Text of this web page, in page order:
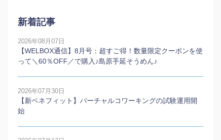
新着記事
2026年08月07日
【WELBOX通信】8月号：超すご得！数量限定クーポンを使
って＼60％OFF／で購入♪島原手延そうめん♪
2026年07月30日
【新ベネフィット】バーチャルコワーキングの試験運用開
始